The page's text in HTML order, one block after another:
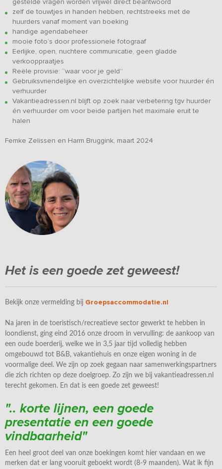
gestelde vragen worden vrijwel direct beantwoord
zelf de touwtjes in handen hebben, rechtstreeks met de
huurders vanaf moment van boeking
handige agendabeheer
mooie foto’s door professionele fotograaf
Eerlijke, open, nuchtere communicatie, geen gladde
verkooppraatjes
Reële provisie: “waar voor je geld”
Gebruiksvriendelijke en overzichtelijke website voor huurder én
verhuurder
Vakantieadressen.nl blijft op zoek naar verbetering tgv huurder
én verhuurder om voor beide partijen het maximale eruit te
halen
Femke Zelissen en Harm Bruggink, maart 2024
Het is een goede zet geweest!
Bekijk onze vermelding bij Groepsaccommodatie.nl
Na jaren in de toeristisch/recreatieve sector gewerkt te hebben in
loondienst, ging eind 2016 onze droom in vervulling: de aankoop van
een oude boerderij, welke we in 3,5 jaar tijd volledig hebben
omgebouwd tot B&B, vakantiehuis en onze eigen woning in de
voormalige deel. We zijn op zoek gegaan naar samenwerkingspartners
die zich richten op deze doelgroep. Zo zijn we bij vakantieadressen.nl
terecht gekomen. En dat is een goede zet geweest!
".. korte lijnen, een goede
presentatie en een goede
vindbaarheid"
Een heel groot deel van onze boekingen komt hier vandaan en we
merken dat er lang vooruit geboekt wordt (8-9 maanden). Wat ik fijn